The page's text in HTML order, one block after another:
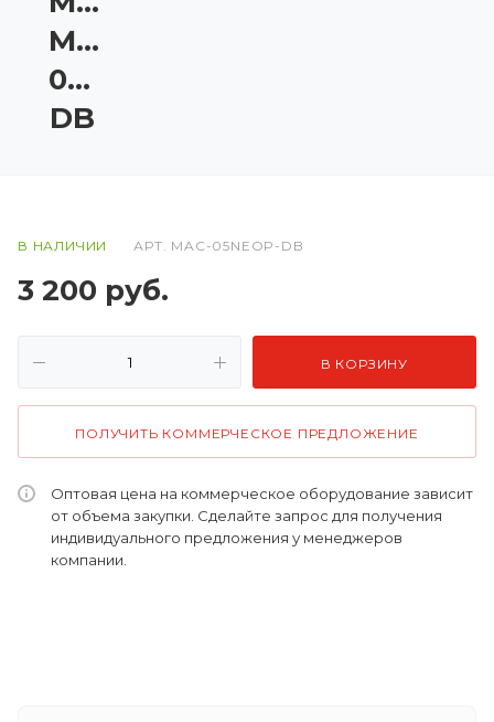
MAC-
05NEOP-
DB
В НАЛИЧИИ АРТ. MAC-05NEOP-DB
3 200 руб.
В КОРЗИНУ
ПОЛУЧИТЬ КОММЕРЧЕСКОЕ ПРЕДЛОЖЕНИЕ
Оптовая цена на коммерческое оборудование зависит
от объема закупки. Сделайте запрос для получения
индивидуального предложения у менеджеров
компании.